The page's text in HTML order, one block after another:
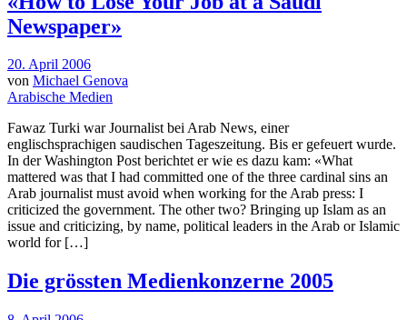
Newspaper»
20. April 2006
von Michael Genova
Arabische Medien
Fawaz Turki war Journalist bei Arab News, einer
englischsprachigen saudischen Tageszeitung. Bis er gefeuert wurde.
In der Washington Post berichtet er wie es dazu kam: «What
mattered was that I had committed one of the three cardinal sins an
Arab journalist must avoid when working for the Arab press: I
criticized the government. The other two? Bringing up Islam as an
issue and criticizing, by name, political leaders in the Arab or Islamic
world for […]
Die grössten Medienkonzerne 2005